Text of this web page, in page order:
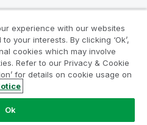
International AB. Alla
experience with our websites
your interests. By clicking ‘Ok’,
cookies which may involve
Refer to our Privacy & Cookie
for details on cookie usage on
Ok